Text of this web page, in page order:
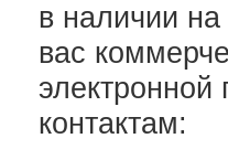
в наличии
вас
электронной
контактам: